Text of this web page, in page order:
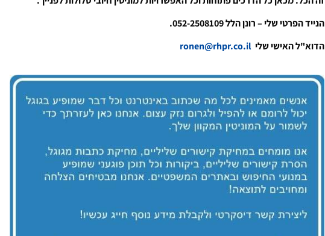
הנייד הפרטי שלי – רונן הלל 052-2508109.
הדוא"ל האישי שלי